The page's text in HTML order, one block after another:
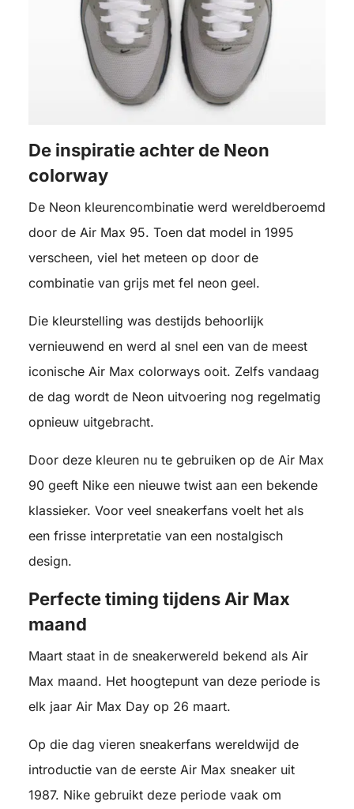
De inspiratie achter de Neon
colorway
De Neon kleurencombinatie werd wereldberoemd
door de Air Max 95. Toen dat model in 1995
verscheen, viel het meteen op door de
combinatie van grijs met fel neon geel.
Die kleurstelling was destijds behoorlijk
vernieuwend en werd al snel een van de meest
iconische Air Max colorways ooit. Zelfs vandaag
de dag wordt de Neon uitvoering nog regelmatig
opnieuw uitgebracht.
Door deze kleuren nu te gebruiken op de Air Max
90 geeft Nike een nieuwe twist aan een bekende
klassieker. Voor veel sneakerfans voelt het als
een frisse interpretatie van een nostalgisch
design.
Perfecte timing tijdens Air Max
maand
Maart staat in de sneakerwereld bekend als Air
Max maand. Het hoogtepunt van deze periode is
elk jaar Air Max Day op 26 maart.
Op die dag vieren sneakerfans wereldwijd de
introductie van de eerste Air Max sneaker uit
1987. Nike gebruikt deze periode vaak om